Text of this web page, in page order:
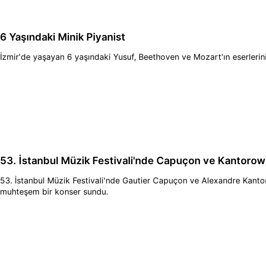
6 Yaşındaki Minik Piyanist
İzmir'de yaşayan 6 yaşındaki Yusuf, Beethoven ve Mozart'ın
53. İstanbul Müzik Festivali'nde Capuçon ve Kantorow
53. İstanbul Müzik Festivali'nde Gautier Capuçon ve Alexandre
muhteşem bir konser sundu.